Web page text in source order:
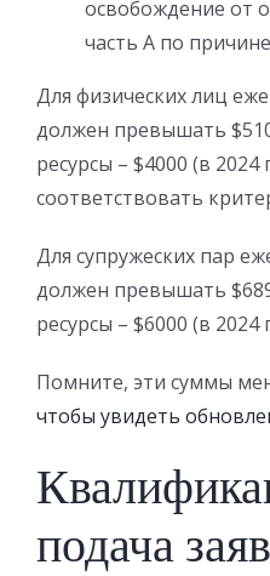
освобождение от
часть А по
Для физических лиц
должен превышать
ресурсы – $4000 (в 2024
соответствовать
Для супружеских пар
должен превышать
ресурсы – $6000 (в 2024
Помните, эти суммы
чтобы увидеть
подача